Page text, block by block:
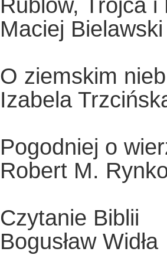
Rublow, Trójca i
Maciej Bielawski
O ziemskim
Izabela
Pogodniej o
Robert M.
Czytanie Biblii
Bogusław Widła